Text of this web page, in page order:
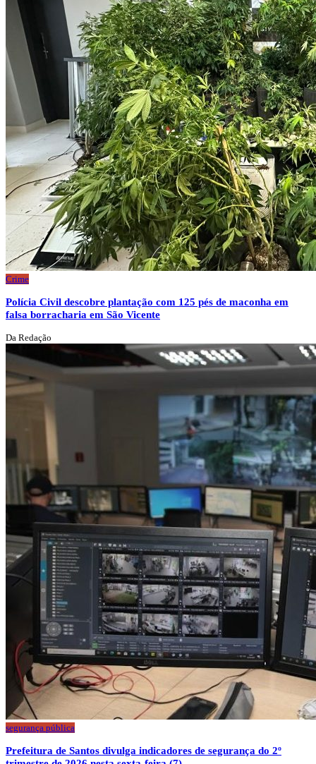
Crime
Polícia Civil descobre plantação com 125 pés de maconha em
falsa borracharia em São Vicente
Da Redação
segurança pública
Prefeitura de Santos divulga indicadores de segurança do 2º